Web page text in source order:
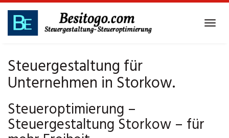
Skip
main
Steuergestaltung für
Unternehmen in Storkow.
Steueroptimierung –
Steuergestaltung Storkow – für